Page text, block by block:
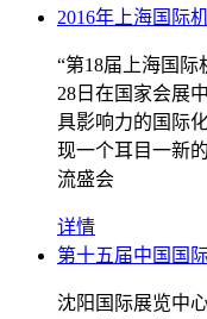
2016年上海国际
“第18届上海国际
28日在国家会展
具影响力的国际
现一个耳目一新
流盛会
详情
第十五届中国国
沈阳国际展览中